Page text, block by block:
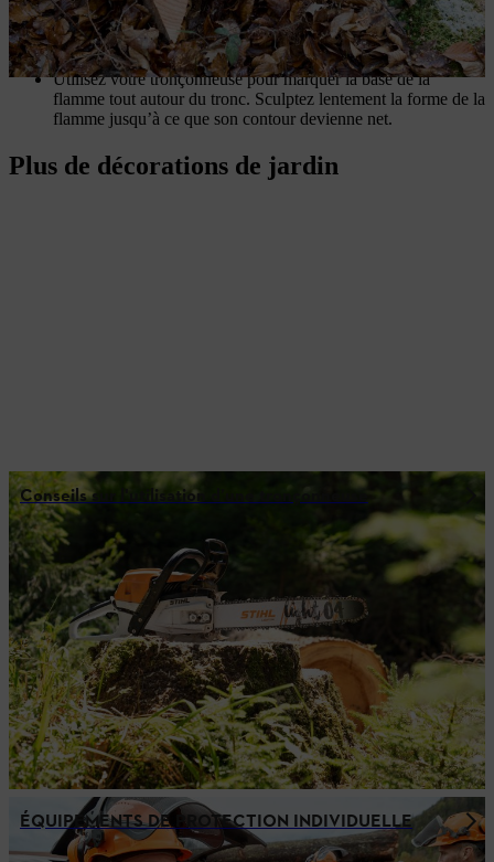
Lorsque vous travaillez avec une tronçonneuse, portez
toujours unéquipement de protection individuelle
conformément au mode d’emploi de votre machine.
Utilisez votre tronçonneuse pour marquer la base de la
flamme tout autour du tronc. Sculptez lentement la forme de la
flamme jusqu’à ce que son contour devienne net.
Plus de décorations de jardin
Conseils sur l'utilisation d’une tronçonneuse
ÉQUIPEMENTS DE PROTECTION INDIVIDUELLE